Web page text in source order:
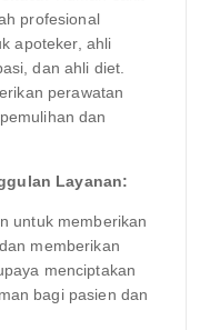
profesional
apoteker, ahli
dan ahli diet.
perawatan
dan
Layanan:
untuk memberikan
memberikan
menciptakan
bagi pasien dan